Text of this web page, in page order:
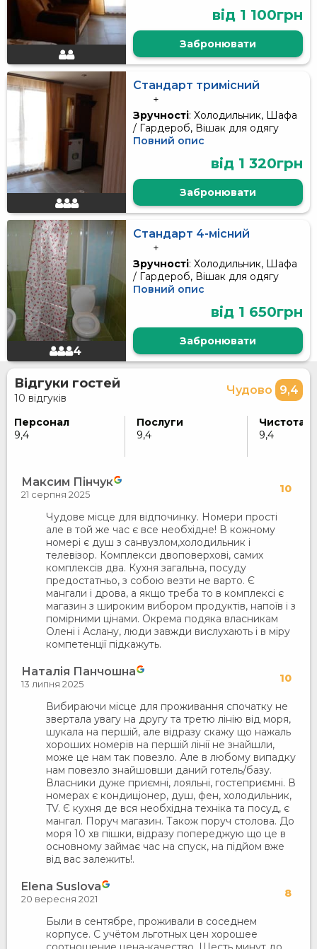
від 1 100грн
Забронювати
Стандарт тримісний
+
Зручності: Холодильник, Шафа
/ Гардероб, Вішак для одягу
Повний опис
від 1 320грн
Забронювати
4
Стандарт 4-місний
+
Зручності: Холодильник, Шафа
/ Гардероб, Вішак для одягу
Повний опис
від 1 650грн
Забронювати
Відгуки гостей
10 відгуків
Чудово 9,4
Персонал
9,4
Послуги
9,4
Чистота
9,4
Максим Пінчук 10
21 серпня 2025
Чудове місце для відпочинку. Номери прості
але в той же час є все необхідне! В кожному
номері є душ з санвузлом,холодильник і
телевізор. Комплекси двоповерхові, самих
комплексів два. Кухня загальна, посуду
предостатньо, з собою везти не варто. Є
мангали і дрова, а якщо треба то в комплексі є
магазин з широким вибором продуктів, напоїв і з
помірними цінами. Окрема подяка власникам
Олені і Аслану, люди завжди вислухають і в міру
компетенції підкажуть.
Наталія Панчошна 10
13 липня 2025
Вибираючи місце для проживання спочатку не
звертала увагу на другу та третю лінію від моря,
шукала на першій, але відразу скажу що нажаль
хороших номерів на першій лінії не знайшли,
може це нам так повезло. Але в любому випадку
нам повезло знайшовши даний готель/базу.
Власники дуже приємні, лояльні, гостеприємні. В
номерах є кондиціонер, душ, фен, холодильник,
TV. Є кухня де вся необхідна техніка та посуд, є
мангал. Поруч магазин. Також поруч столова. До
моря 10 хв пішки, відразу попереджую що це в
основному займає час на спуск, на підйом вже
від вас залежить!.
Elena Suslova 8
20 вересня 2021
Были в сентябре, проживали в соседнем
корпусе. С учётом льготных цен хорошее